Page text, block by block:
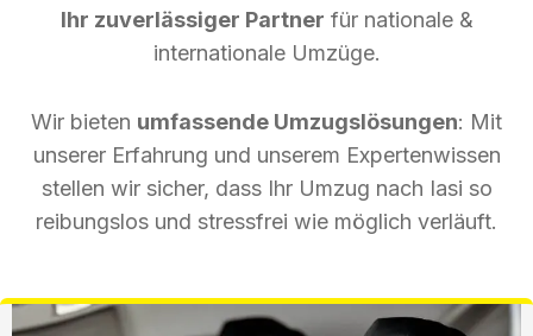
Ihr zuverlässiger Partner für nationale &
internationale Umzüge.
Wir bieten umfassende Umzugslösungen: Mit
unserer Erfahrung und unserem Expertenwissen
stellen wir sicher, dass Ihr Umzug nach Iasi so
reibungslos und stressfrei wie möglich verläuft.